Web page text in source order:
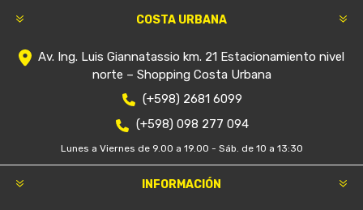
COSTA URBANA
Av. Ing. Luis Giannatassio km. 21 Estacionamiento nivel
norte – Shopping Costa Urbana
(+598) 2681 6099
(+598) 098 277 094
Lunes a Viernes de 9.00 a 19.00 - Sáb. de 10 a 13:30
INFORMACIÓN